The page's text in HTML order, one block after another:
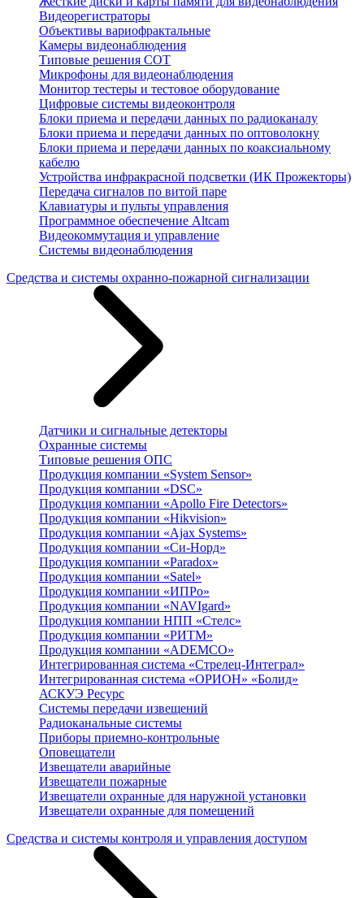
Видеорегистраторы
Объективы вариофрактальные
Камеры видеонаблюдения
Типовые решения СОТ
Микрофоны для видеонаблюдения
Монитор тестеры и тестовое оборудование
Цифровые системы видеоконтроля
Блоки приема и передачи данных по радиоканалу
Блоки приема и передачи данных по оптоволокну
Блоки приема и передачи данных по коаксиальному
кабелю
Устройства инфракрасной подсветки (ИК Прожекторы)
Передача сигналов по витой паре
Клавиатуры и пульты управления
Программное обеспечение Altcam
Видеокоммутация и управление
Системы видеонаблюдения
Средства и системы охранно-пожарной сигнализации
Датчики и сигнальные детекторы
Охранные системы
Типовые решения ОПС
Продукция компании «System Sensor»
Продукция компании «DSC»
Продукция компании «Apollo Fire Detectors»
Продукция компании «Hikvision»
Продукция компании «Ajax Systems»
Продукция компании «Си-Норд»
Продукция компании «Paradox»
Продукция компании «Satel»
Продукция компании «ИПРо»
Продукция компании «NAVIgard»
Продукция компании НПП «Стелс»
Продукция компании «РИТМ»
Продукция компании «ADEMCO»
Интегрированная система «Стрелец-Интеграл»
Интегрированная система «ОРИОН» «Болид»
АСКУЭ Ресурс
Системы передачи извещений
Радиоканальные системы
Приборы приемно-контрольные
Оповещатели
Извещатели аварийные
Извещатели пожарные
Извещатели охранные для наружной установки
Извещатели охранные для помещений
Средства и системы контроля и управления доступом